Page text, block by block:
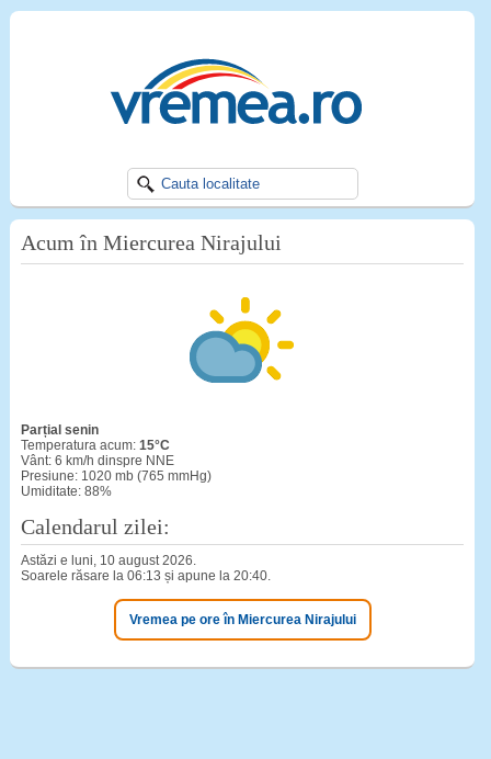
Acum în Miercurea Nirajului
Parțial senin
Temperatura acum: 15°C
Vânt: 6 km/h dinspre NNE
Presiune: 1020 mb (765 mmHg)
Umiditate: 88%
Calendarul zilei:
Astăzi e luni, 10 august 2026.
Soarele răsare la 06:13 și apune la 20:40.
Vremea pe ore în Miercurea Nirajului